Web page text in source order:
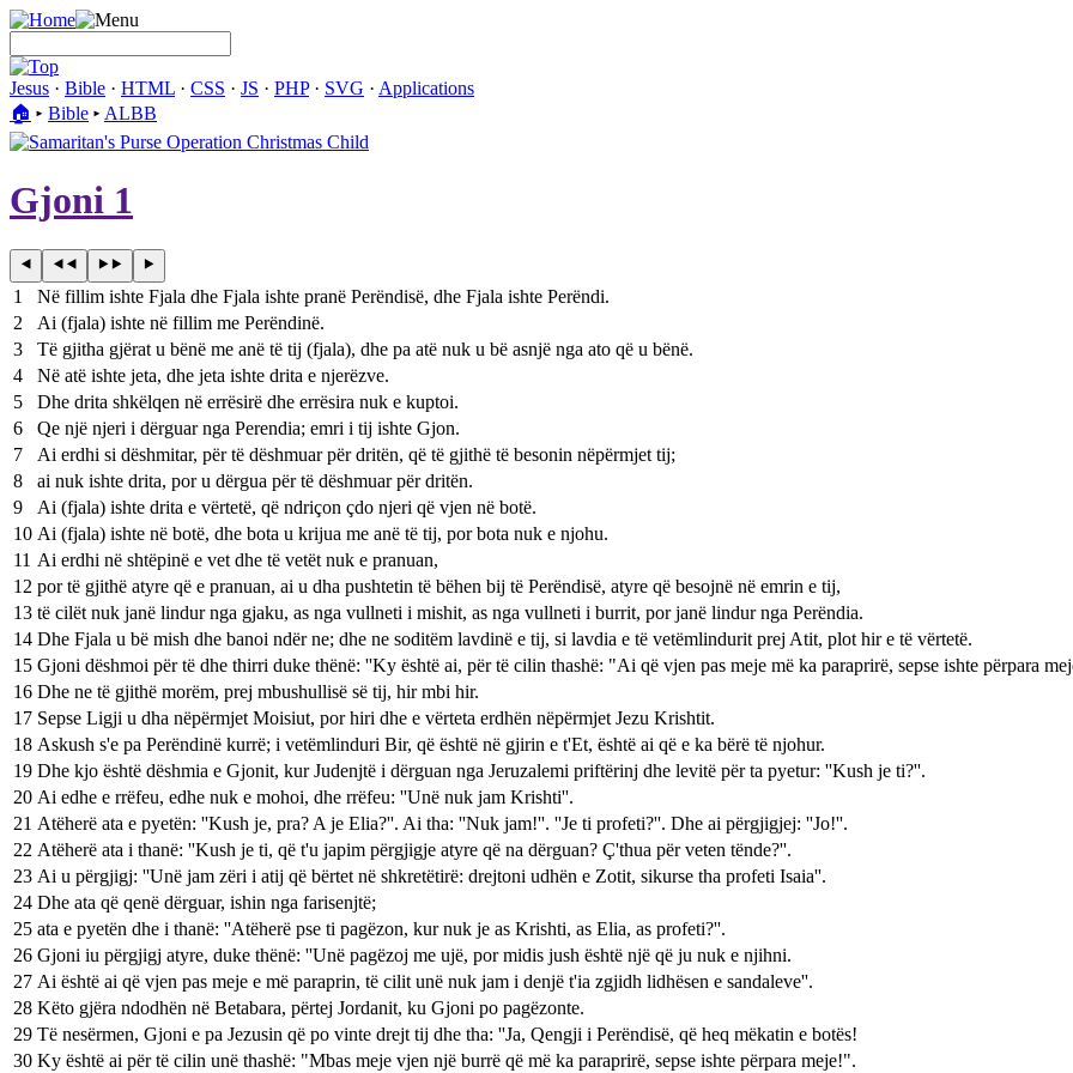
Jesus · Bible · HTML · CSS · JS · PHP· SVG · Applications
🏠︎ ▸ Bible ▸ ALBB
Gjoni 1
1
Në fillim ishte Fjala dhe Fjala ishte pranë Perëndisë, dhe Fjala ishte Perëndi.
2
Ai (fjala) ishte në fillim me Perëndinë.
3
Të gjitha gjërat u bënë me anë të tij (fjala), dhe pa atë nuk u bë asnjë nga ato që u bënë.
4
Në atë ishte jeta, dhe jeta ishte drita e njerëzve.
5
Dhe drita shkëlqen në errësirë dhe errësira nuk e kuptoi.
6
Qe një njeri i dërguar nga Perendia; emri i tij ishte Gjon.
7
Ai erdhi si dëshmitar, për të dëshmuar për dritën, që të gjithë të besonin nëpërmjet tij;
8
ai nuk ishte drita, por u dërgua për të dëshmuar për dritën.
9
Ai (fjala) ishte drita e vërtetë, që ndriçon çdo njeri që vjen në botë.
10 Ai (fjala) ishte në botë, dhe bota u krijua me anë të tij, por bota nuk e njohu.
11 Ai erdhi në shtëpinë e vet dhe të vetët nuk e pranuan,
12 por të gjithë atyre që e pranuan, ai u dha pushtetin të bëhen bij të Perëndisë, atyre që besojnë në emrin e tij,
13 të cilët nuk janë lindur nga gjaku, as nga vullneti i mishit, as nga vullneti i burrit, por janë lindur nga Perëndia.
14 Dhe Fjala u bë mish dhe banoi ndër ne; dhe ne soditëm lavdinë e tij, si lavdia e të vetëmlindurit prej Atit, plot hir e të vërtetë.
15 Gjoni dëshmoi për të dhe thirri duke thënë: ''Ky është ai, për të cilin thashë: "Ai që vjen pas meje më ka paraprirë, sepse ishte përpara
16 Dhe ne të gjithë morëm, prej mbushullisë së tij, hir mbi hir.
17 Sepse Ligji u dha nëpërmjet Moisiut, por hiri dhe e vërteta erdhën nëpërmjet Jezu Krishtit.
18 Askush s'e pa Perëndinë kurrë; i vetëmlinduri Bir, që është në gjirin e t'Et, është ai që e ka bërë të njohur.
19 Dhe kjo është dëshmia e Gjonit, kur Judenjtë i dërguan nga Jeruzalemi priftërinj dhe levitë për ta pyetur: ''Kush je ti?''.
20 Ai edhe e rrëfeu, edhe nuk e mohoi, dhe rrëfeu: ''Unë nuk jam Krishti''.
21 Atëherë ata e pyetën: ''Kush je, pra? A je Elia?''. Ai tha: ''Nuk jam!''. ''Je ti profeti?''. Dhe ai përgjigjej: ''Jo!''.
22 Atëherë ata i thanë: ''Kush je ti, që t'u japim përgjigje atyre që na dërguan? Ç'thua për veten tënde?''.
23 Ai u përgjigj: ''Unë jam zëri i atij që bërtet në shkretëtirë: drejtoni udhën e Zotit, sikurse tha profeti Isaia''.
24 Dhe ata që qenë dërguar, ishin nga farisenjtë;
25 ata e pyetën dhe i thanë: ''Atëherë pse ti pagëzon, kur nuk je as Krishti, as Elia, as profeti?''.
26 Gjoni iu përgjigj atyre, duke thënë: ''Unë pagëzoj me ujë, por midis jush është një që ju nuk e njihni.
27 Ai është ai që vjen pas meje e më paraprin, të cilit unë nuk jam i denjë t'ia zgjidh lidhësen e sandaleve''.
28 Këto gjëra ndodhën në Betabara, përtej Jordanit, ku Gjoni po pagëzonte.
29 Të nesërmen, Gjoni e pa Jezusin që po vinte drejt tij dhe tha: ''Ja, Qengji i Perëndisë, që heq mëkatin e botës!
30 Ky është ai për të cilin unë thashë: "Mbas meje vjen një burrë që më ka paraprirë, sepse ishte përpara meje!".